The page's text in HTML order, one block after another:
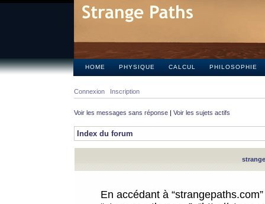
HOME PHYSIQUE CALCUL PHILOSOPHIE
Connexion Inscription
Voir les messages sans réponse | Voir les sujets actifs
Index du forum
En accédant à